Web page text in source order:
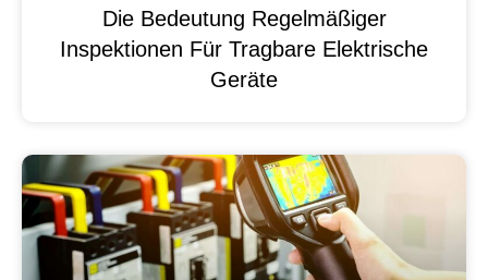
Die Bedeutung Regelmäßiger
Inspektionen Für Tragbare Elektrische
Geräte